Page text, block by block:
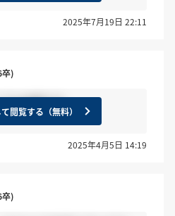
2025年7月19日 22:11
)
も綺麗です。
閲覧する（無料）
2025年4月5日 14:19
)